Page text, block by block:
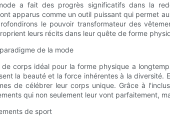
a fait des progrès significatifs dans la
apparus comme un outil puissant qui permet
le pouvoir transformateur des
leurs récits dans leur quête de forme
de la mode
corps idéal pour la forme physique a
la beauté et la force inhérentes à la
de célébrer leur corps unique. Grâce à
qui non seulement leur vont parfaitement,
de sport